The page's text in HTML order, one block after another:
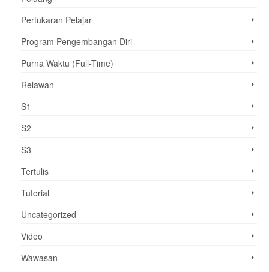
Pertukaran Pelajar
Program Pengembangan Diri
Purna Waktu (Full-Time)
Relawan
S1
S2
S3
Tertulis
Tutorial
Uncategorized
Video
Wawasan